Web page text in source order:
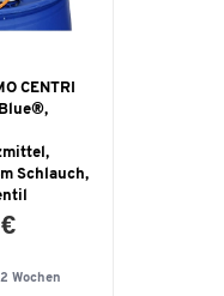
CENTRI
Schlauch,
Wochen